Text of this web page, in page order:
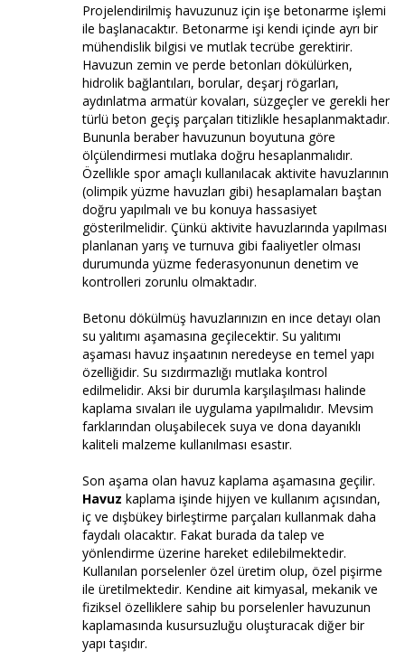
Projelendirilmiş havuzunuz için işe betonarme işlemi
ile başlanacaktır. Betonarme işi kendi içinde ayrı bir
mühendislik bilgisi ve mutlak tecrübe gerektirir.
Havuzun zemin ve perde betonları dökülürken,
hidrolik bağlantıları, borular, deşarj rögarları,
aydınlatma armatür kovaları, süzgeçler ve gerekli her
türlü beton geçiş parçaları titizlikle hesaplanmaktadır.
Bununla beraber havuzunun boyutuna göre
ölçülendirmesi mutlaka doğru hesaplanmalıdır.
Özellikle spor amaçlı kullanılacak aktivite havuzlarının
(olimpik yüzme havuzları gibi) hesaplamaları baştan
doğru yapılmalı ve bu konuya hassasiyet
gösterilmelidir. Çünkü aktivite havuzlarında yapılması
planlanan yarış ve turnuva gibi faaliyetler olması
durumunda yüzme federasyonunun denetim ve
kontrolleri zorunlu olmaktadır.
Betonu dökülmüş havuzlarınızın en ince detayı olan
su yalıtımı aşamasına geçilecektir. Su yalıtımı
aşaması havuz inşaatının neredeyse en temel yapı
özelliğidir. Su sızdırmazlığı mutlaka kontrol
edilmelidir. Aksi bir durumla karşılaşılması halinde
kaplama sıvaları ile uygulama yapılmalıdır. Mevsim
farklarından oluşabilecek suya ve dona dayanıklı
kaliteli malzeme kullanılması esastır.
Son aşama olan havuz kaplama aşamasına geçilir.
Havuz kaplama işinde hijyen ve kullanım açısından,
iç ve dışbükey birleştirme parçaları kullanmak daha
faydalı olacaktır. Fakat burada da talep ve
yönlendirme üzerine hareket edilebilmektedir.
Kullanılan porselenler özel üretim olup, özel pişirme
ile üretilmektedir. Kendine ait kimyasal, mekanik ve
fiziksel özelliklere sahip bu porselenler havuzunun
kaplamasında kusursuzluğu oluşturacak diğer bir
yapı taşıdır.